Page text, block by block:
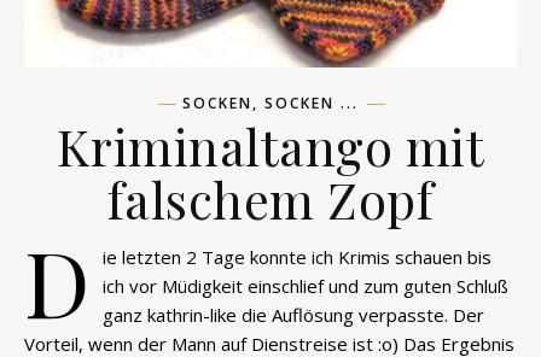
SOCKEN, SOCKEN ...
Kriminaltango mit
falschem Zopf
D
ie letzten 2 Tage konnte ich Krimis schauen bis
ich vor Müdigkeit einschlief und zum guten Schluß
ganz kathrin-like die Auflösung verpasste. Der
Vorteil, wenn der Mann auf Dienstreise ist :o) Das Ergebnis